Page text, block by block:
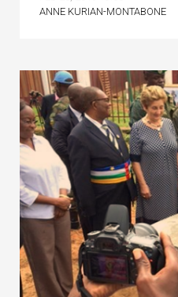
ANNE KURIAN-MONTABONE